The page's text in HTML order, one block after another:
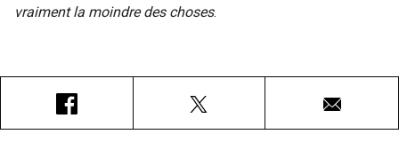
vraiment la moindre des choses.
Courriel